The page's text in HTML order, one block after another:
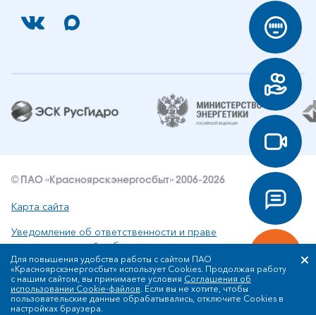
© ПАО «Красноярскэнергосбыт» 2006-2026
Карта сайта
Уведомление об ответственности и праве
интеллектуальной собственности
Политика ПАО «Красноярскэнергосбыт» в отношении
обработки персональных данных
Для повышения удобства работы с сайтом ПАО
«Красноярскэнергосбыт» использует Cookies. Продолжая работу
с нашим сайтом, вы принимаете условия Соглашения об
использовании Cookie-файлов. Если вы не хотите, чтобы
пользовательские данные обрабатывались, отключите Cookies в
настройках браузера.